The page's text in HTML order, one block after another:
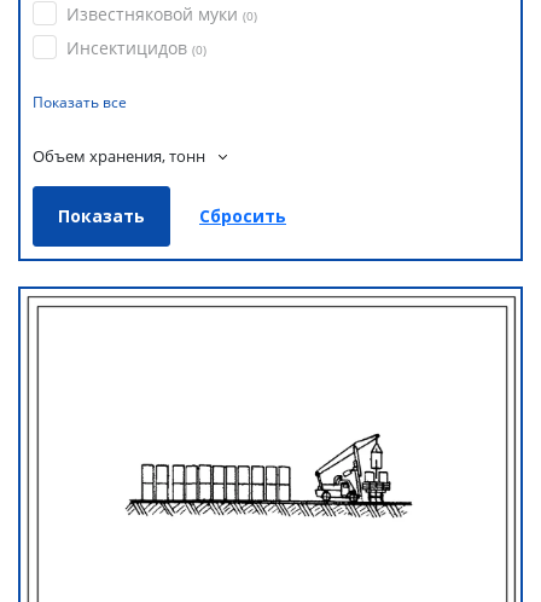
Известняковой муки (0)
Инсектицидов (0)
Показать все
Объем хранения, тонн